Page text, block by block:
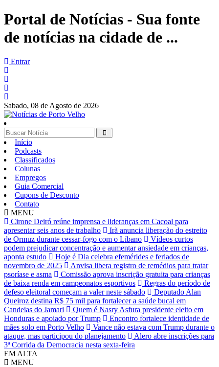
Portal de Notícias - Sua fonte
de notícias na cidade de ...
Entrar
Sabado, 08 de Agosto de 2026
Início
Podcasts
Classificados
Colunas
Empregos
Guia Comercial
Cupons de Desconto
Contato
MENU
Cirone Deiró reúne imprensa e lideranças em Cacoal para
apresentar seis anos de trabalho
Irã anuncia liberação do estreito
de Ormuz durante cessar-fogo com o Líbano
Vídeos curtos
podem prejudicar concentração e aumentar ansiedade em crianças,
aponta estudo
Hoje é Dia celebra efemérides e feriados de
novembro de 2025
Anvisa libera registro de remédios para tratar
psoríase e asma
Comissão aprova inscrição gratuita para crianças
de baixa renda em campeonatos esportivos
Regras do período de
defeso eleitoral começam a valer neste sábado
Deputado Alan
Queiroz destina R$ 75 mil para fortalecer a saúde bucal em
Candeias do Jamari
Quem é Nasry Asfura presidente eleito em
Honduras e apoiado por Trump
Encontro fortalece identidade de
mães solo em Porto Velho
Vance não estava com Trump durante o
ataque, mas participou do planejamento
Alero abre inscrições para
3ª Corrida da Democracia nesta sexta-feira
EM ALTA
MENU